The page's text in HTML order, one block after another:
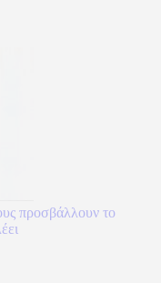
προσβάλλουν το